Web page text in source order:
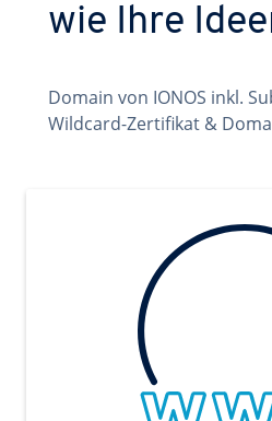
wie Ihre
Domain von IONOS inkl.
Wildcard-Zertifikat &